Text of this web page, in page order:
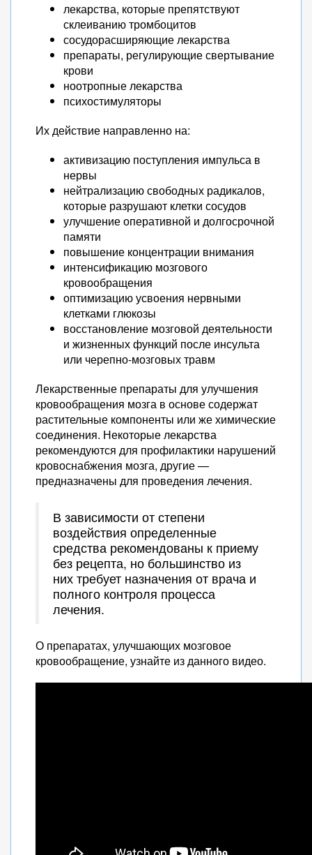
лекарства, которые препятствуют
склеиванию тромбоцитов
сосудорасширяющие лекарства
препараты, регулирующие свертывание
крови
ноотропные лекарства
психостимуляторы
Их действие направленно на:
активизацию поступления импульса в
нервы
нейтрализацию свободных радикалов,
которые разрушают клетки сосудов
улучшение оперативной и долгосрочной
памяти
повышение концентрации внимания
интенсификацию мозгового
кровообращения
оптимизацию усвоения нервными
клетками глюкозы
восстановление мозговой деятельности
и жизненных функций после инсульта
или черепно-мозговых травм
Лекарственные препараты для улучшения
кровообращения мозга в основе содержат
растительные компоненты или же химические
соединения. Некоторые лекарства
рекомендуются для профилактики нарушений
кровоснабжения мозга, другие —
предназначены для проведения лечения.
В зависимости от степени
воздействия определенные
средства рекомендованы к приему
без рецепта, но большинство из
них требует назначения от врача и
полного контроля процесса
лечения.
О препаратах, улучшающих мозговое
кровообращение, узнайте из данного видео.